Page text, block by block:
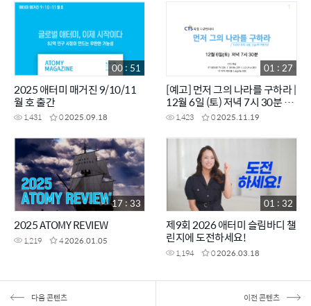
2025 애터미 매거진 9/10/11
월 호 출간
1,431 02025.09.18
00 : 51
[예고] 먼저 그의 나라를 구하라 |
12월 6일 (토) 저녁 7시 30분 방
송 | 140년 전의 사랑, 오늘의 사
명으로 | CTS특집다큐
1,423 02025.11.19
01 : 27
2025 ATOMY REVIEW
1,219 42026.01.05
17 : 33
제9회 2026 애터미 슬림바디 챌
린지에 도전하세요!
1,194 02026.03.18
01 : 32
다음 콘텐츠 이전 콘텐츠